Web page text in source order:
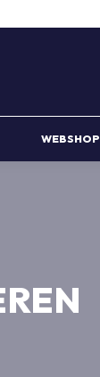
WEBSHOP